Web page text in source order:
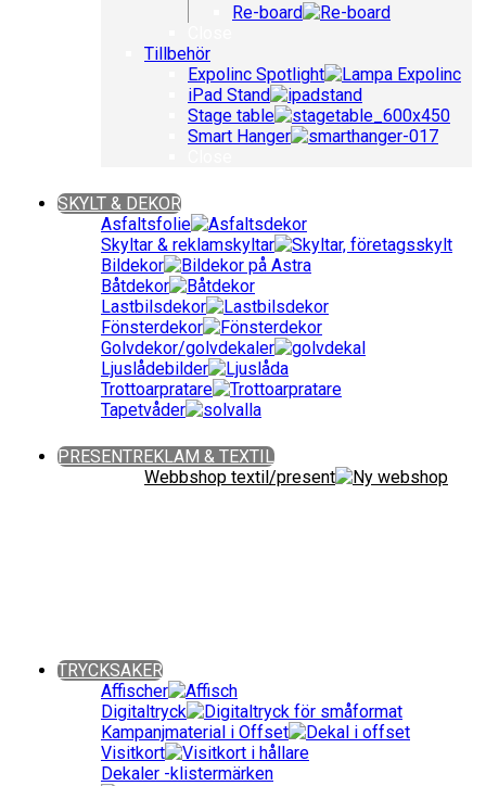
Re-board
Tillbehör
Expolinc Spotlight
iPad Stand
Stage table
Smart Hanger
SKYLT & DEKOR
Asfaltsfolie
Skyltar & reklamskyltar
Bildekor
Båtdekor
Lastbilsdekor
Fönsterdekor
Golvdekor/golvdekaler
Ljuslådebilder
Trottoarpratare
Tapetvåder
PRESENTREKLAM & TEXTIL
Webbshop textil/present
TRYCKSAKER
Affischer
Digitaltryck
Kampanjmaterial i Offset
Visitkort
Dekaler -klistermärken